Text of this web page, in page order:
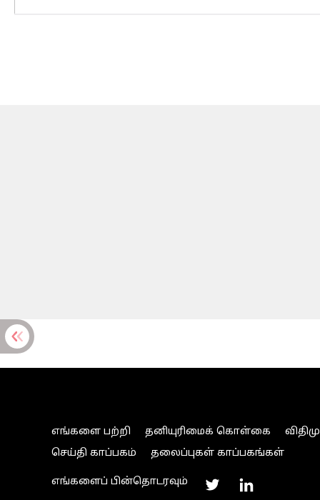
எங்களை பற்றி தனியுரிமைக் கொள்கை
செய்தி காப்பகம்
தலைப்புகள் காப்பகங்கள்
எங்களைப் பின்தொடரவும்